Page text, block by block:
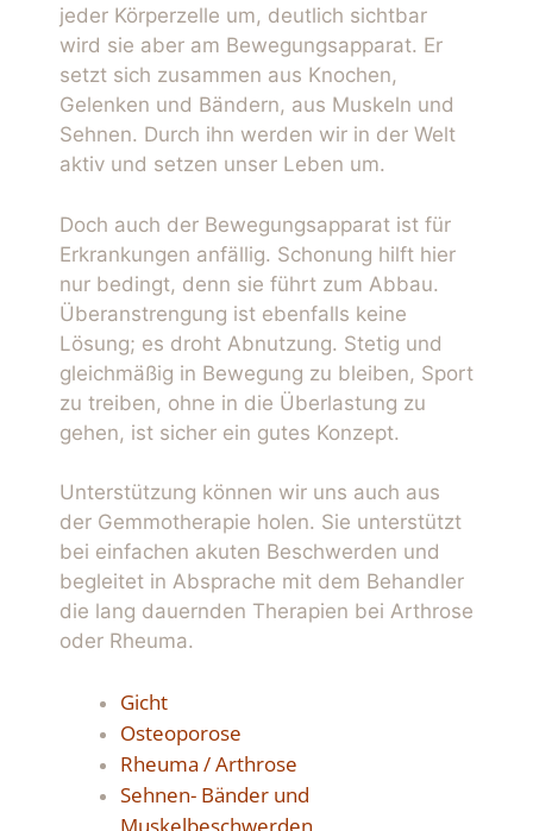
jeder Körperzelle um, deutlich sichtbar
wird sie aber am Bewegungsapparat. Er
setzt sich zusammen aus Knochen,
Gelenken und Bändern, aus Muskeln und
Sehnen. Durch ihn werden wir in der Welt
aktiv und setzen unser Leben um.
Doch auch der Bewegungsapparat ist für
Erkrankungen anfällig. Schonung hilft hier
nur bedingt, denn sie führt zum Abbau.
Überanstrengung ist ebenfalls keine
Lösung; es droht Abnutzung. Stetig und
gleichmäßig in Bewegung zu bleiben, Sport
zu treiben, ohne in die Überlastung zu
gehen, ist sicher ein gutes Konzept.
Unterstützung können wir uns auch aus
der Gemmotherapie holen. Sie unterstützt
bei einfachen akuten Beschwerden und
begleitet in Absprache mit dem Behandler
die lang dauernden Therapien bei Arthrose
oder Rheuma.
Gicht
Osteoporose
Rheuma / Arthrose
Sehnen- Bänder und
Muskelbeschwerden